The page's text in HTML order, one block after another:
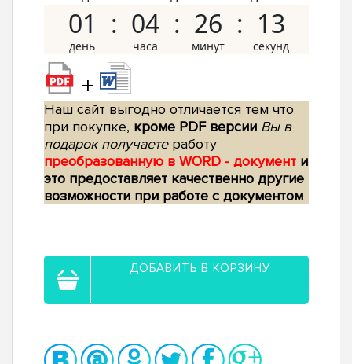
01 04 26 12
+
Наш сайт выгодно отличается тем что
при покупке, кроме PDF версии Вы в
подарок получаетеработу
преобразованную в WORD - документ и
это предоставляет качественно другие
возможности при работе с документом
ДОБАВИТЬ В КОРЗИНУ